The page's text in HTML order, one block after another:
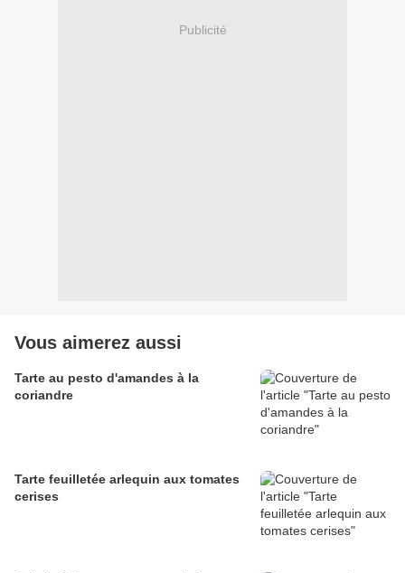
Publicité
Vous aimerez aussi
Tarte au pesto d'amandes à la
coriandre
Tarte feuilletée arlequin aux tomates
cerises